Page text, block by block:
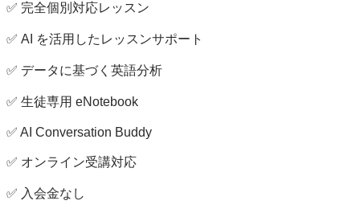
✅ 完全個別対応レッスン
✅ AI を活用したレッスンサポート
✅ データに基づく英語分析
✅ 生徒専用 eNotebook
✅ AI Conversation Buddy
✅ オンライン受講対応
✅ 入会金なし